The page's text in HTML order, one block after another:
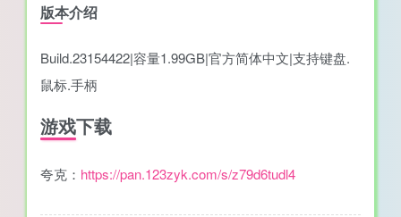
版本介绍
Build.23154422|容量1.99GB|官方简体中文|支持键盘.
鼠标.手柄
游戏下载
夸克： https://pan.123zyk.com/s/z79d6tudl4